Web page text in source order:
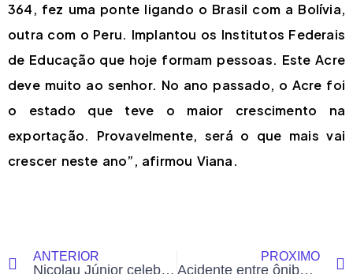
364, fez uma ponte ligando o Brasil com a Bolívia,
outra com o Peru. Implantou os Institutos Federais
de Educação que hoje formam pessoas. Este Acre
deve muito ao senhor. No ano passado, o Acre foi
o estado que teve o maior crescimento na
exportação. Provavelmente, será o que mais vai
crescer neste ano”, afirmou Viana.
ANTERIOR
Nicolau Júnior celebra anúncio de investimentos federais para reconstrução da BR 364: “Uma vitória da nossa população”
PRÓXIMO
Acidente entre ônibus e carreta deixa 11 mortos e 46 feridos na BR-163 em Mato Grosso